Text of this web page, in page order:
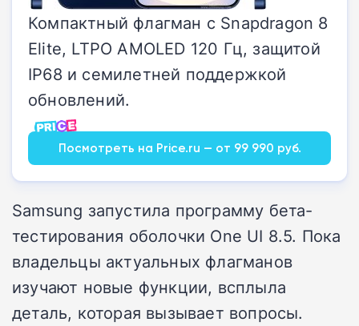
Компактный флагман с Snapdragon 8
Elite, LTPO AMOLED 120 Гц, защитой
IP68 и семилетней поддержкой
обновлений.
Посмотреть на Price.ru — от 99 990 руб.
Samsung запустила программу бета-
тестирования оболочки One UI 8.5. Пока
владельцы актуальных флагманов
изучают новые функции, всплыла
деталь, которая вызывает вопросы.